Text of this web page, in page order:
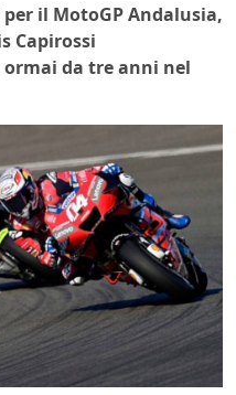
il MotoGP Andalusia,
Capirossi
da tre anni nel